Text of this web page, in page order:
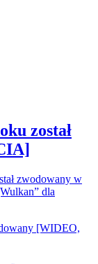
został
zwodowany w
dla